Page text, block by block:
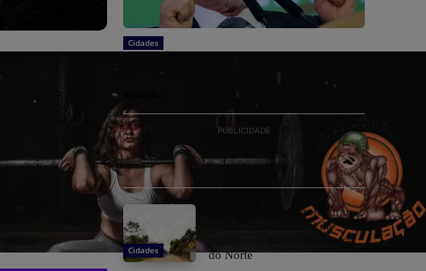
Cidades
de queda do desmatamento na Amazônia
PUBLICIDADE
Cidades
São João Batista: Prefeitura
realiza entrega oficial de
pavimentação na Ribanceira
do Norte